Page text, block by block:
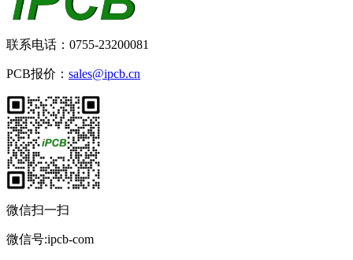
联系电话：0755-23200081
PCB报价： sales@ipcb.cn
微信扫一扫
微信号:ipcb-com